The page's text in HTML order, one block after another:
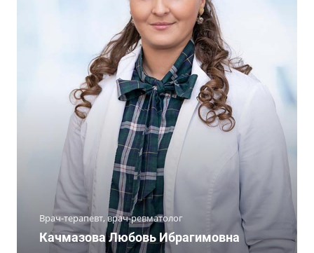
Врач-терапевт, врач-ревматолог
Качмазова Любовь Ибрагимовна